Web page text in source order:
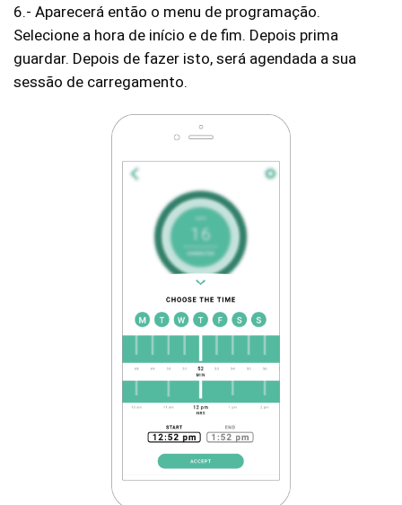
6.- Aparecerá então o menu de programação.
Selecione a hora de início e de fim. Depois prima
guardar. Depois de fazer isto, será agendada a sua
sessão de carregamento.